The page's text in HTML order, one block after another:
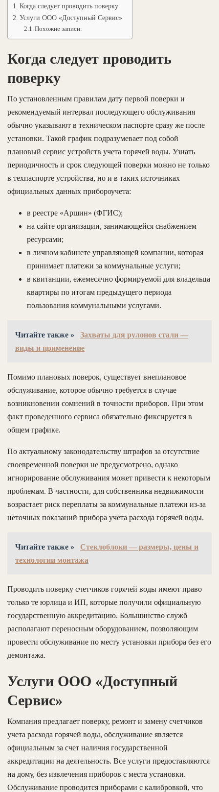
Когда следует проводить поверку
Услуги ООО «Доступный Сервис»
Похожие записи:
Когда следует проводить
поверку
По установленным правилам дату первой поверки и
рекомендуемый интервал последующего обслуживания
обычно указывают в техническом паспорте сразу же после
установки. Такой график подразумевает под собой
плановый сервис устройств учета горячей воды. Узнать
периодичность и срок следующей поверки можно не только
в техпаспорте устройства, но и в таких источниках
официальных данных прибороучета:
в реестре «Аршин» (ФГИС);
на сайте организации, занимающейся снабжением
ресурсами;
в личном кабинете управляющей компании, которая
принимает платежи за коммунальные услуги;
в квитанции, ежемесячно формируемой для владельца
квартиры по итогам предыдущего периода
пользования коммунальными услугами.
Читайте также »
Захваты для рулонов стали —
виды и применение
Помимо плановых поверок, существует внеплановое
обслуживание, которое обычно требуется в случае
возникновении сомнений в точности приборов. При этом
факт проведенного сервиса обязательно фиксируется в
общем графике.
По актуальному законодательству штрафов за отсутствие
своевременной поверки не предусмотрено, однако
игнорирование обслуживания может привести к некоторым
проблемам. В частности, для собственника недвижимости
возрастает риск переплаты за коммунальные платежи из-за
неточных показаний прибора учета расхода горячей воды.
Читайте также »
Стеклоблоки — размеры, цены и
технологии монтажа
Проводить поверку счетчиков горячей воды имеют право
только те юрлица и ИП, которые получили официальную
государственную аккредитацию. Большинство служб
располагают переносным оборудованием, позволяющим
провести обслуживание по месту установки прибора без его
демонтажа.
Услуги ООО «Доступный
Сервис»
Компания предлагает поверку, ремонт и замену счетчиков
учета расхода горячей воды, обслуживание является
официальным за счет наличия государственной
аккредитации на деятельность. Все услуги предоставляются
на дому, без извлечения приборов с места установки.
Обслуживание проводится приборами с калибровкой, что